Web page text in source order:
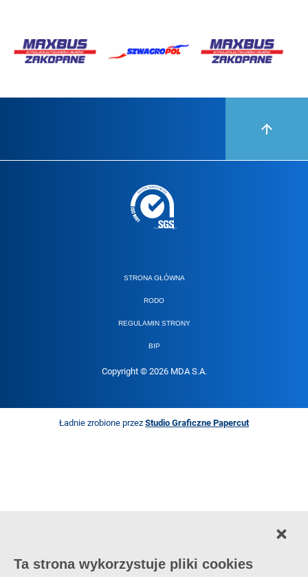
STRONA GŁÓWNA
RODO
REGULAMIN STRONY
BIP
Copyright © 2026 MDA S.A.
Ładnie zrobione przezStudio Graficzne Papercut
Ta strona wykorzystuje pliki cookies